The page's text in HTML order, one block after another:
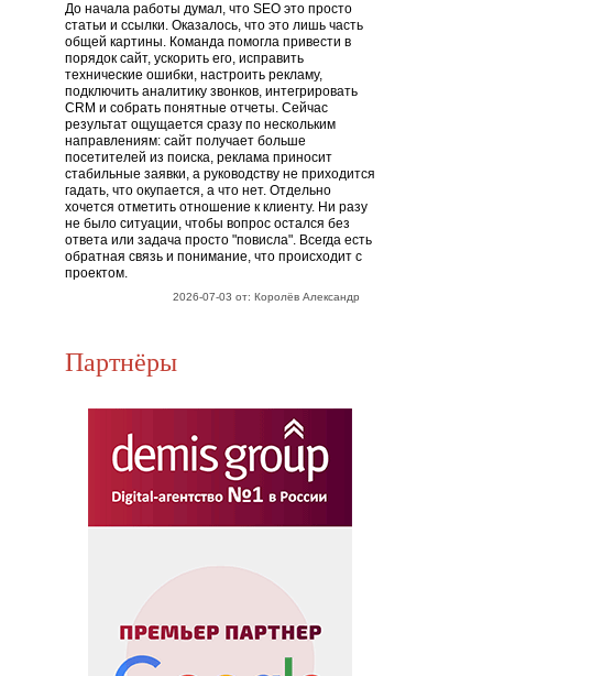
До начала работы думал, что SEO это просто
статьи и ссылки. Оказалось, что это лишь часть
общей картины. Команда помогла привести в
порядок сайт, ускорить его, исправить
технические ошибки, настроить рекламу,
подключить аналитику звонков, интегрировать
CRM и собрать понятные отчеты. Сейчас
результат ощущается сразу по нескольким
направлениям: сайт получает больше
посетителей из поиска, реклама приносит
стабильные заявки, а руководству не приходится
гадать, что окупается, а что нет. Отдельно
хочется отметить отношение к клиенту. Ни разу
не было ситуации, чтобы вопрос остался без
ответа или задача просто "повисла". Всегда есть
обратная связь и понимание, что происходит с
проектом.
2026-07-03 от: Королёв Александр
Партнёры